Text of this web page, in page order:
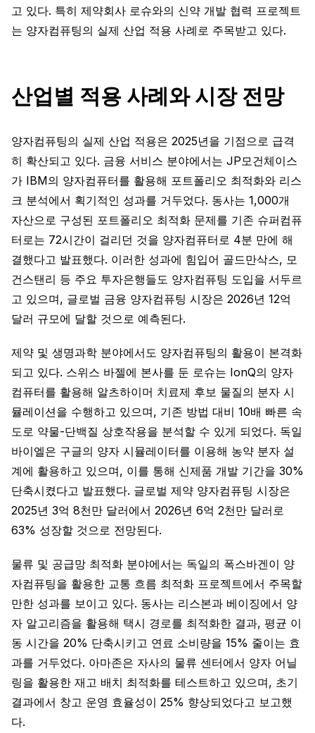
고 있다. 특히 제약회사 로슈와의 신약 개발 협력 프로젝트
는 양자컴퓨팅의 실제 산업 적용 사례로 주목받고 있다.
산업별 적용 사례와 시장 전망
양자컴퓨팅의 실제 산업 적용은 2025년을 기점으로 급격
히 확산되고 있다. 금융 서비스 분야에서는 JP모건체이스
가 IBM의 양자컴퓨터를 활용해 포트폴리오 최적화와 리스
크 분석에서 획기적인 성과를 거두었다. 동사는 1,000개
자산으로 구성된 포트폴리오 최적화 문제를 기존 슈퍼컴퓨
터로는 72시간이 걸리던 것을 양자컴퓨터로 4분 만에 해
결했다고 발표했다. 이러한 성과에 힘입어 골드만삭스, 모
건스탠리 등 주요 투자은행들도 양자컴퓨팅 도입을 서두르
고 있으며, 글로벌 금융 양자컴퓨팅 시장은 2026년 12억
달러 규모에 달할 것으로 예측된다.
제약 및 생명과학 분야에서도 양자컴퓨팅의 활용이 본격화
되고 있다. 스위스 바젤에 본사를 둔 로슈는 IonQ의 양자
컴퓨터를 활용해 알츠하이머 치료제 후보 물질의 분자 시
뮬레이션을 수행하고 있으며, 기존 방법 대비 10배 빠른 속
도로 약물-단백질 상호작용을 분석할 수 있게 되었다. 독일
바이엘은 구글의 양자 시뮬레이터를 이용해 농약 분자 설
계에 활용하고 있으며, 이를 통해 신제품 개발 기간을 30%
단축시켰다고 발표했다. 글로벌 제약 양자컴퓨팅 시장은
2025년 3억 8천만 달러에서 2026년 6억 2천만 달러로
63% 성장할 것으로 전망된다.
물류 및 공급망 최적화 분야에서는 독일의 폭스바겐이 양
자컴퓨팅을 활용한 교통 흐름 최적화 프로젝트에서 주목할
만한 성과를 보이고 있다. 동사는 리스본과 베이징에서 양
자 알고리즘을 활용해 택시 경로를 최적화한 결과, 평균 이
동 시간을 20% 단축시키고 연료 소비량을 15% 줄이는 효
과를 거두었다. 아마존은 자사의 물류 센터에서 양자 어닐
링을 활용한 재고 배치 최적화를 테스트하고 있으며, 초기
결과에서 창고 운영 효율성이 25% 향상되었다고 보고했
다.